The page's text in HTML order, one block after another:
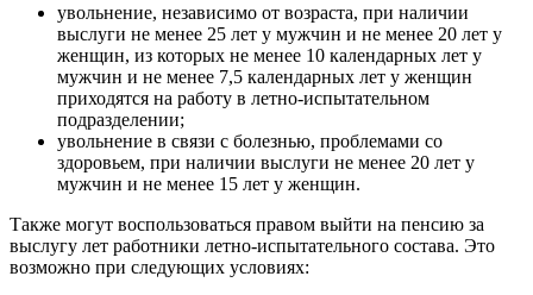
увольнение, независимо от возраста, при наличии
выслуги не менее 25 лет у мужчин и не менее 20 лет у
женщин, из которых не менее 10 календарных лет у
мужчин и не менее 7,5 календарных лет у женщин
приходятся на работу в летно-испытательном
подразделении;
увольнение в связи с болезнью, проблемами со
здоровьем, при наличии выслуги не менее 20 лет у
мужчин и не менее 15 лет у женщин.
Также могут воспользоваться правом выйти на пенсию за
выслугу лет работники летно-испытательного состава. Это
возможно при следующих условиях: